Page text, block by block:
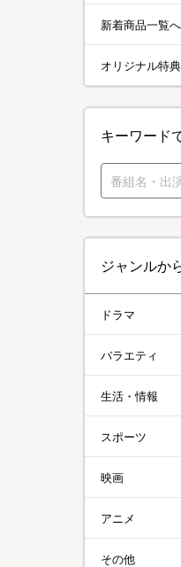
新着商品一覧へ
オリジナル特
キーワード
ジャンルか
ドラマ
バラエティ
生活・情報
スポーツ
映画
アニメ
その他